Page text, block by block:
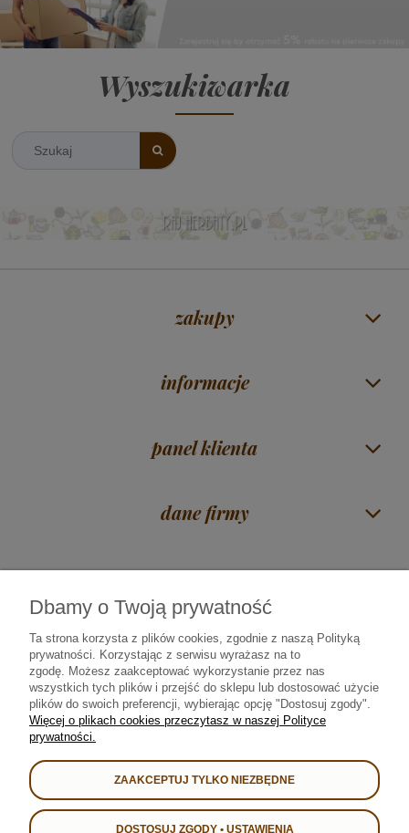
Wyszukiwarka
zakupy
informacje
panel klienta
dane firmy
Czas na herbatę Mirosław Piórkowski| ul. Zawadzka 38 | 18-400 Łomża |
woj. podlaskie |
606 117 675| sklep@rajherbaty.pl
Infolinia czynna od poniedziałku do piątku godz. 9:00 - 16:00
Od 2008 roku najlepszą herbatę • kawę • yerba mate • prezenty i kosze
upominkowe sprzedajemy i dostarczamy bezpiecznie we współpracy z:
Dbamy o Twoją prywatność
Ta strona korzysta z plików cookies, zgodnie z naszą Polityką
prywatności. Korzystając z serwisu wyrażasz na to
zgodę. Możesz zaakceptować wykorzystanie przez nas
wszystkich tych plików i przejść do sklepu lub dostosować użycie
plików do swoich preferencji, wybierając opcję "Dostosuj zgody".
Więcej o plikach cookies przeczytasz w naszej Polityce
prywatności.
ZAAKCEPTUJ TYLKO NIEZBĘDNE
DOSTOSUJ ZGODY • USTAWIENIA